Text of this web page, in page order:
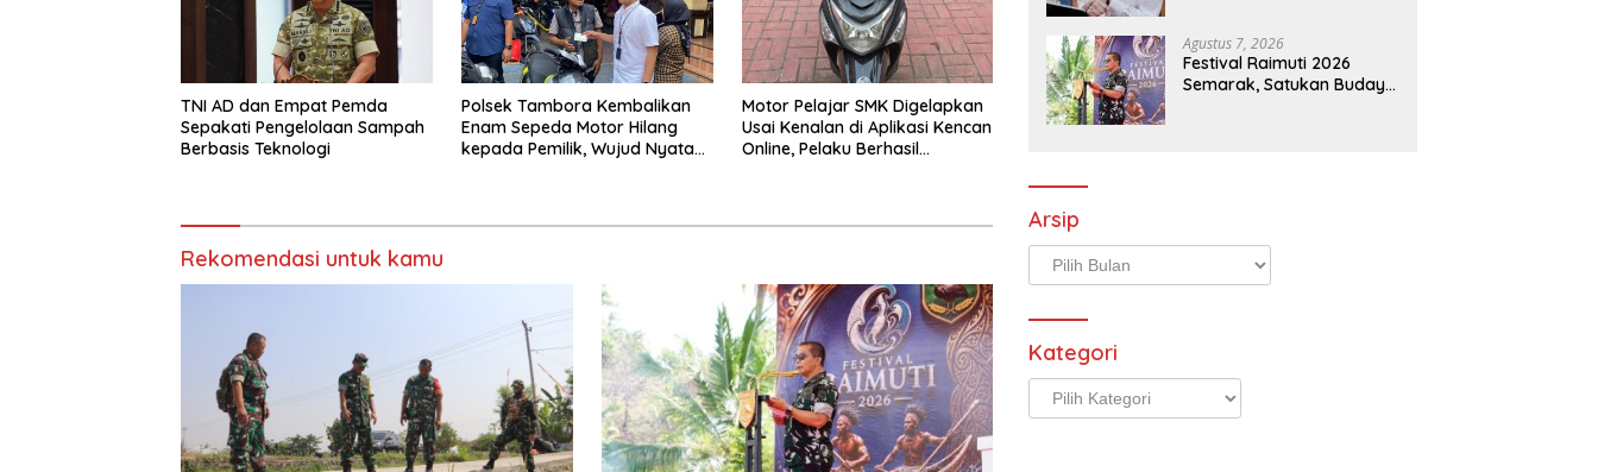
TNI AD dan Empat Pemda
Sepakati Pengelolaan Sampah
Berbasis Teknologi
Polsek Tambora Kembalikan
Enam Sepeda Motor Hilang
kepada Pemilik, Wujud Nyata
Motor Pelajar SMK Digelapkan
Usai Kenalan di Aplikasi Kencan
Online, Pelaku Berhasil
Rekomendasi untuk kamu
Agustus 7, 2026
Festival Raimuti 2026
Semarak, Satukan Budaya
Arsip
Arsip
Kategori
Kategori